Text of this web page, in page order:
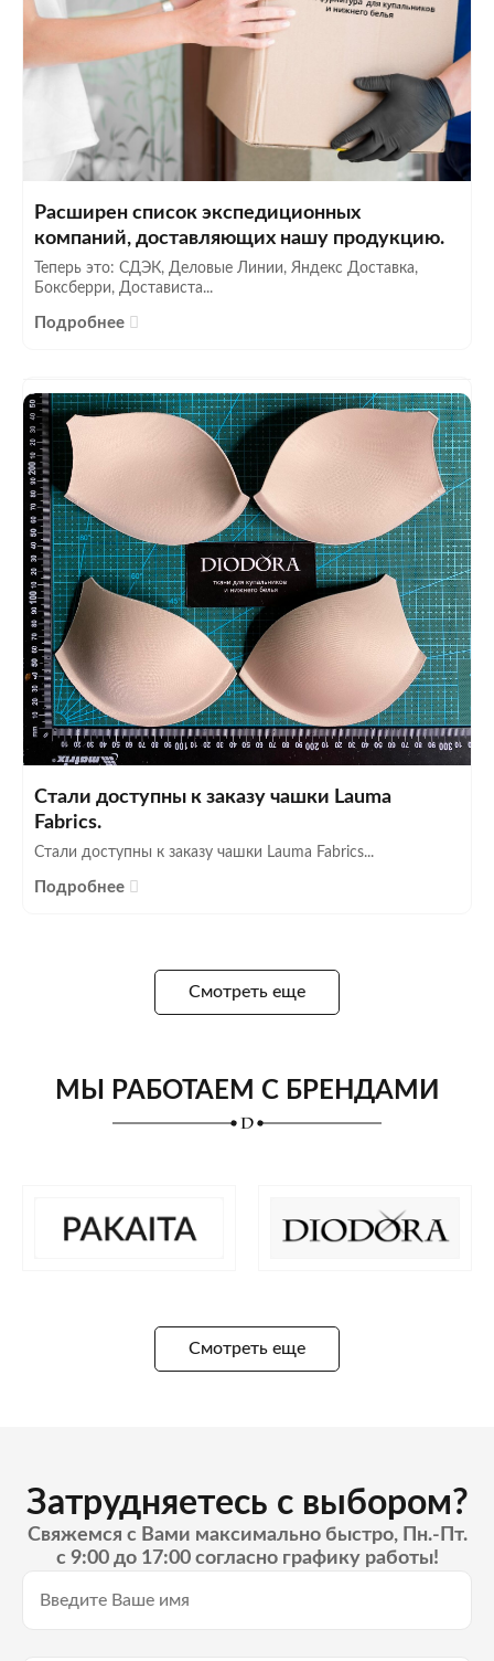
Расширен список экспедиционных
компаний, доставляющих нашу продукцию.
Теперь это: СДЭК, Деловые Линии, Яндекс Доставка,
Боксберри, Достависта...
Подробнее
Стали доступны к заказу чашки Lauma
Fabrics.
Стали доступны к заказу чашки Lauma Fabrics...
Подробнее
Смотреть еще
МЫ РАБОТАЕМ С БРЕНДАМИ
Смотреть еще
Затрудняетесь с выбором?
Свяжемся с Вами максимально быстро, Пн.-Пт.
с 9:00 до 17:00 согласно графику работы!